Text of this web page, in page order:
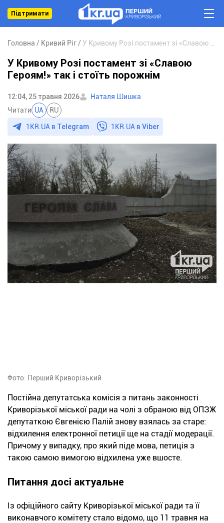
Підтримати
Головна Кривий Ріг
У Кривому Розі постамент зі «Славою
Героям!» так і стоїть порожнім
12:04, 25 травня 2026
Наталя Шишка
Читати UA RU
1KR.UA в Telegram 1KR.UA вViber
Фото: Перший Криворізький
Постійна депутатська комісія з питань законності
Криворізької міської ради на чолі з обраною від ОПЗЖ
депутаткою Євгенією Палій знову взялась за старе:
відхилення електронної петиції ще на стадії модерації.
Причому у випадку, про який піде мова, петиція з
такою самою вимогою відхилена уже вшосте.
Питання досі актуальне
Із офіційного сайту Криворізької міської ради та її
виконавчого комітету стало відомо, що 11 травня на